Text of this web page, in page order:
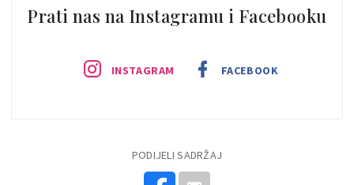
Prati nas na Instagramu i Facebooku
INSTAGRAM FACEBOOK
PODIJELI SADRŽAJ